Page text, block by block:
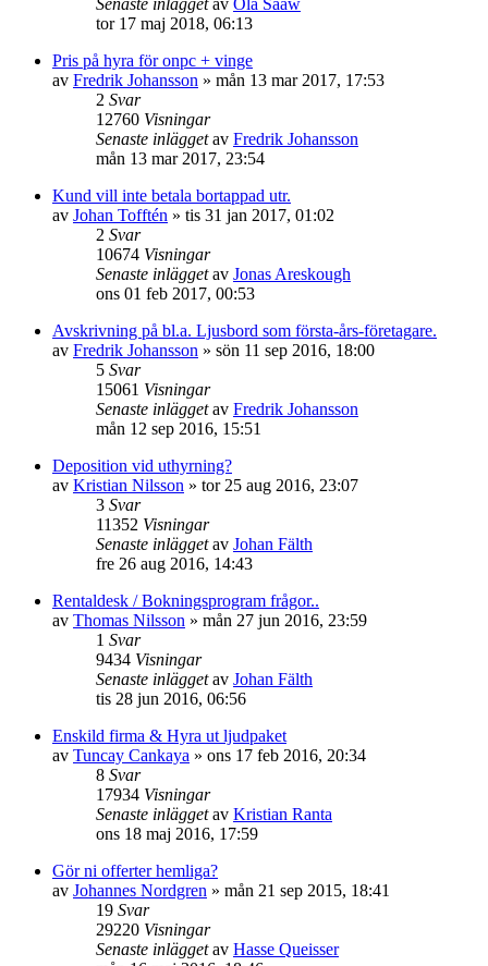
Senaste inläggetav Ola Sääw
tor 17 maj 2018, 06:13
Pris på hyra för onpc + vinge
av Fredrik Johansson » mån 13 mar 2017, 17:53
2 Svar
12760 Visningar
Senaste inläggetav Fredrik Johansson
mån 13 mar 2017, 23:54
Kund vill inte betala bortappad utr.
av Johan Tofftén » tis 31 jan 2017, 01:02
2 Svar
10674 Visningar
Senaste inläggetav Jonas Areskough
ons 01 feb 2017, 00:53
Avskrivning på bl.a. Ljusbord som första-års-företagare.
av Fredrik Johansson » sön 11 sep 2016, 18:00
5 Svar
15061 Visningar
Senaste inläggetav Fredrik Johansson
mån 12 sep 2016, 15:51
Deposition vid uthyrning?
av Kristian Nilsson » tor 25 aug 2016, 23:07
3 Svar
11352 Visningar
Senaste inläggetav Johan Fälth
fre 26 aug 2016, 14:43
Rentaldesk / Bokningsprogram frågor..
av Thomas Nilsson » mån 27 jun 2016, 23:59
1 Svar
9434 Visningar
Senaste inläggetav Johan Fälth
tis 28 jun 2016, 06:56
Enskild firma & Hyra ut ljudpaket
av Tuncay Cankaya » ons 17 feb 2016, 20:34
8 Svar
17934 Visningar
Senaste inläggetav Kristian Ranta
ons 18 maj 2016, 17:59
Gör ni offerter hemliga?
av Johannes Nordgren » mån 21 sep 2015, 18:41
19 Svar
29220 Visningar
Senaste inläggetav Hasse Queisser